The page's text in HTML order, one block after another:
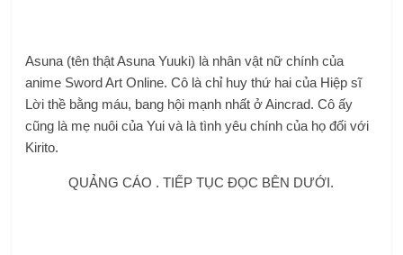
Asuna (tên thật Asuna Yuuki) là nhân vật nữ chính của
anime Sword Art Online. Cô là chỉ huy thứ hai của Hiệp sĩ
Lời thề bằng máu, bang hội mạnh nhất ở Aincrad. Cô ấy
cũng là mẹ nuôi của Yui và là tình yêu chính của họ đối với
Kirito.
QUẢNG CÁO . TIẾP TỤC ĐỌC BÊN DƯỚI.